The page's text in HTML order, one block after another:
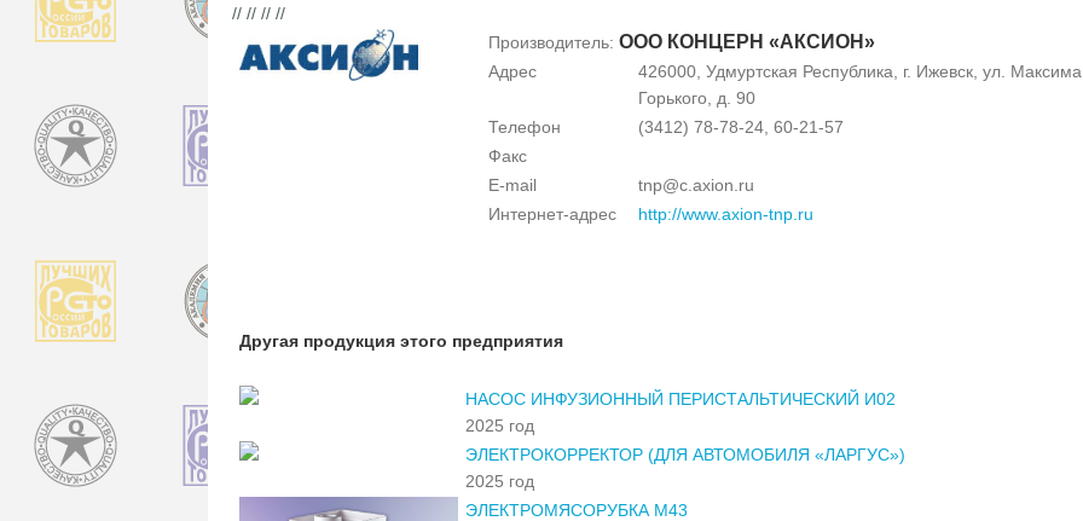
// // // //
Производитель: ООО КОНЦЕРН «АКСИОН»
Адрес
426000, Удмуртская Республика, г. Ижевск, ул. Максима
Горького, д. 90
Телефон
(3412) 78-78-24, 60-21-57
Факс
E-mail
tnp@c.axion.ru
Интернет-адрес
http://www.axion-tnp.ru
Другая продукция этого предприятия
НАСОС ИНФУЗИОННЫЙ ПЕРИСТАЛЬТИЧЕСКИЙ И02
2025 год
ЭЛЕКТРОКОРРЕКТОР (ДЛЯ АВТОМОБИЛЯ «ЛАРГУС»)
2025 год
ЭЛЕКТРОМЯСОРУБКА М43